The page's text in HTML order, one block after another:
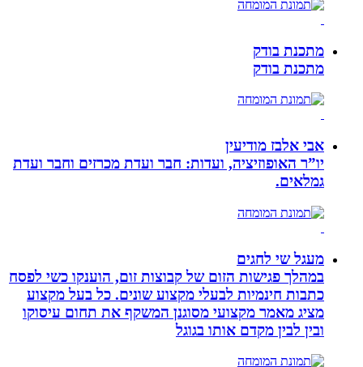
מתכנת בודק
מתכנת בודק
אבי אלבז מודיעין
יו”ר האופוזיציה, ועדות: חבר ועדת מכרזים וחבר ועדת
גמלאים.
מעגל שי לחגים
במהלך פגישות הזום של קבוצות זום, הוענקו כשי לפסח
כתבות חינמיות לבעלי מקצוע שונים. כל בעל מקצוע
מציג מאמר מקצועי מסוגנן המשקף את תחום עיסוקו
ובין לבין מקדם אותו בגוגל